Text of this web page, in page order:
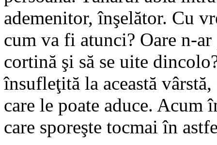
ademenitor, înşelător. Cu
cum va fi atunci? Oare n-
cortină şi să se uite
însufleţită la această
care le poate aduce. Acum
care sporeşte tocmai în